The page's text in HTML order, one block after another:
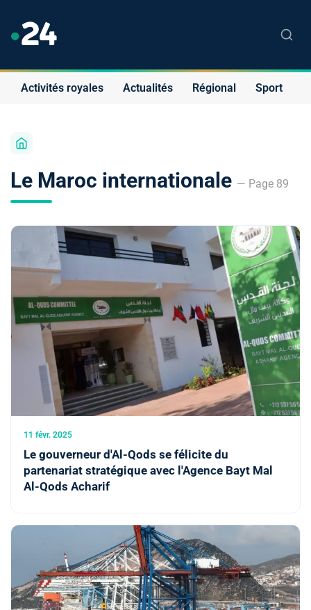
Activités royales Actualités Régional Sport
Le Maroc internationale — Page 89
11 févr. 2025
Le gouverneur d'Al-Qods se félicite du
partenariat stratégique avec l'Agence Bayt Mal
Al-Qods Acharif